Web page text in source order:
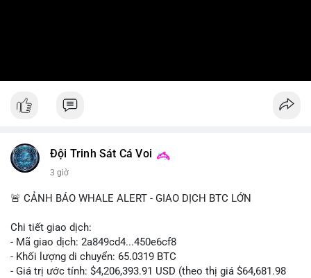
Đội Trinh Sát Cá Voi
3 giờ
🚨 CẢNH BÁO WHALE ALERT - GIAO DỊCH BTC LỚN
Chi tiết giao dịch:
- Mã giao dịch: 2a849cd4...450e6cf8
- Khối lượng di chuyển: 65.0319 BTC
- Giá trị ước tính: $4,206,393.91 USD (theo thị giá $64,681.98